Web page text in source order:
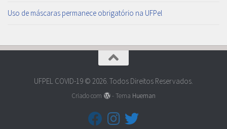
Uso de máscaras permanece obrigatório na UFPel
UFPEL COVID-19 © 2026. Todos Direitos Reservados.
Criado com - Tema Hueman